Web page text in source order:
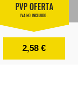
PVP OFERTA
IVA NO INCLUIDO.
2,58 €